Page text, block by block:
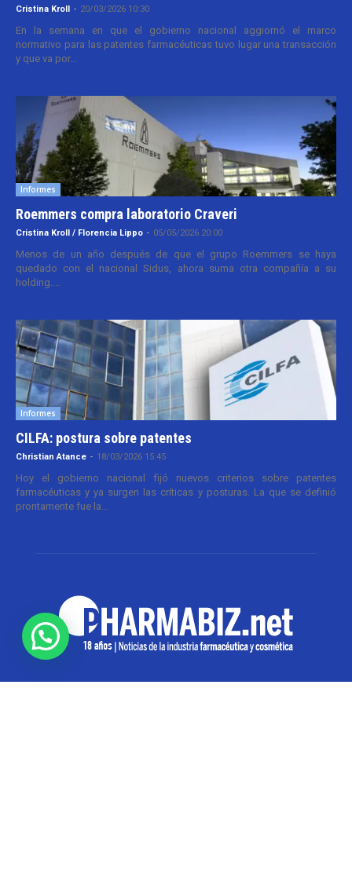
Cristina Kroll - 20/03/2026 10:30
En la semana en que el gobierno nacional aggiornó el marco
normativo para las patentes farmacéuticas tuvo lugar una transacción
y que va por...
Informes
Roemmers compra laboratorio Craveri
Cristina Kroll / Florencia Lippo - 05/05/2026 20:00
Menos de un año después de que el grupo Roemmers se haya
quedado con el nacional Sidus, ahora suma otra compañía a su
holding....
Informes
CILFA: postura sobre patentes
Christian Atance - 18/03/2026 15:45
Hoy el gobierno nacional fijó nuevos criterios sobre patentes
farmacéuticas y ya surgen las críticas y posturas. La que se definió
prontamente fue la...